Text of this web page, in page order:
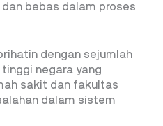
bebas dalam proses
dengan sejumlah
negara yang
sakit dan fakultas
dalam sistem